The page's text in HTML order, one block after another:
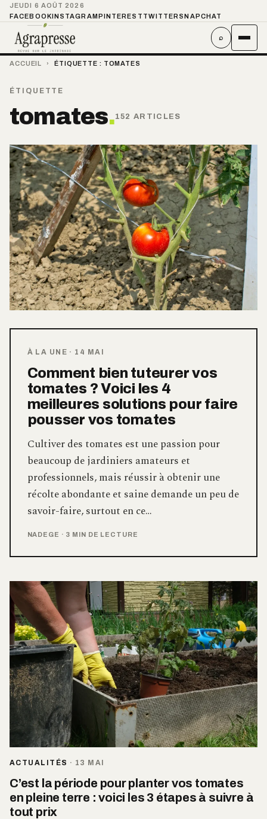
JEUDI 6 AOÛT 2026
FACEBOOKINSTAGRAMPINTEREST TWITTER SNAPCHAT
⌕
ACCUEIL › ÉTIQUETTE : TOMATES
ÉTIQUETTE
tomates.152 ARTICLES
À LA UNE · 14 MAI
Comment bien tuteurer vos
tomates ? Voici les 4
meilleures solutions pour faire
pousser vos tomates
Cultiver des tomates est une passion pour
beaucoup de jardiniers amateurs et
professionnels, mais réussir à obtenir une
récolte abondante et saine demande un peu de
savoir-faire, surtout en ce…
NADEGE · 3 MIN DE LECTURE
ACTUALITÉS · 13 MAI
C’est la période pour planter vos tomates
en pleine terre : voici les 3 étapes à suivre à
tout prix